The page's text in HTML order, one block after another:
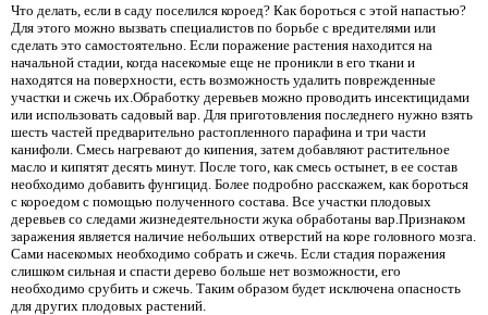
Что делать, если в саду поселился короед? Как бороться с этой напастью?
Для этого можно вызвать специалистов по борьбе с вредителями или
сделать это самостоятельно. Если поражение растения находится на
начальной стадии, когда насекомые еще не проникли в его ткани и
находятся на поверхности, есть возможность удалить поврежденные
участки и сжечь их.Обработку деревьев можно проводить инсектицидами
или использовать садовый вар. Для приготовления последнего нужно взять
шесть частей предварительно растопленного парафина и три части
канифоли. Смесь нагревают до кипения, затем добавляют растительное
масло и кипятят десять минут. После того, как смесь остынет, в ее состав
необходимо добавить фунгицид. Более подробно расскажем, как бороться
с короедом с помощью полученного состава. Все участки плодовых
деревьев со следами жизнедеятельности жука обработаны вар.Признаком
заражения является наличие небольших отверстий на коре головного мозга.
Сами насекомых необходимо собрать и сжечь. Если стадия поражения
слишком сильная и спасти дерево больше нет возможности, его
необходимо срубить и сжечь. Таким образом будет исключена опасность
для других плодовых растений.